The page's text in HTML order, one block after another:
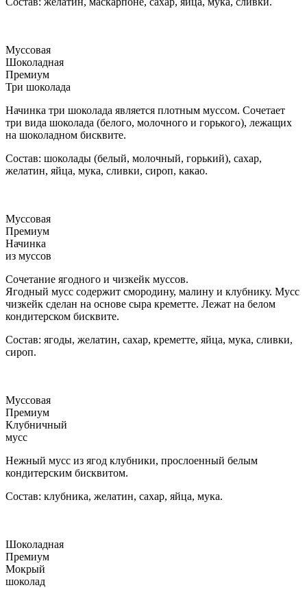
Муссовая
Шоколадная
Премиум
Три шоколада
Начинка три шоколада является плотным муссом. Сочетает
три вида шоколада (белого, молочного и горького), лежащих
на шоколадном бисквите.
Состав: шоколады (белый, молочный, горький), сахар,
желатин, яйца, мука, сливки, сироп, какао.
Муссовая
Премиум
Начинка
из муссов
Сочетание ягодного и чизкейк муссов.
Ягодный мусс содержит смородину, малину и клубнику. Мусс
чизкейк сделан на основе сыра креметте. Лежат на белом
кондитерском бисквите.
Состав: ягоды, желатин, сахар, креметте, яйца, мука, сливки,
сироп.
Муссовая
Премиум
Клубничный
мусс
Нежный мусс из ягод клубники, прослоенный белым
кондитерским бисквитом.
Состав: клубника, желатин, сахар, яйца, мука.
Шоколадная
Премиум
Мокрый
шоколад